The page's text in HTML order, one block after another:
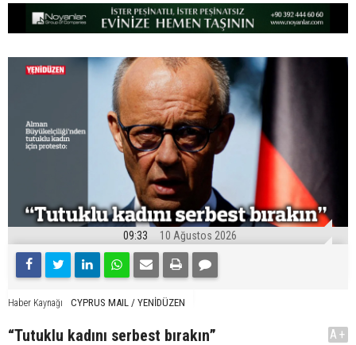
09:33 10 Ağustos 2026
Haber Kaynağı CYPRUS MAIL / YENİDÜZEN
“Tutuklu kadını serbest bırakın”
A+